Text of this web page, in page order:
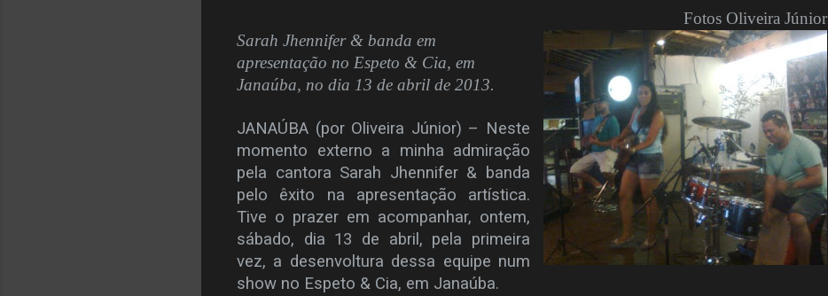
Fotos Oliveira Júnior
Sarah Jhennifer & banda em
apresentação no Espeto & Cia, em
Janaúba, no dia 13 de abril de 2013.
JANAÚBA (por Oliveira Júnior) – Neste
momento externo a minha admiração
pela cantora Sarah Jhennifer & banda
pelo êxito na apresentação artística.
Tive o prazer em acompanhar, ontem,
sábado, dia 13 de abril, pela primeira
vez, a desenvoltura dessa equipe num
show no Espeto & Cia, em Janaúba.